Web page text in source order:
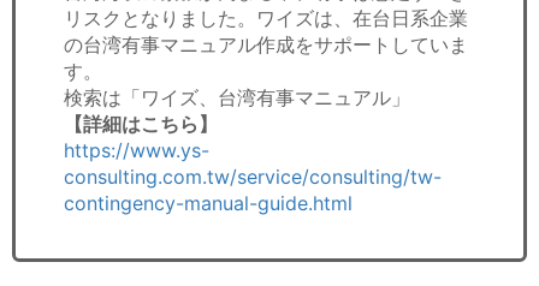
リスクとなりました。ワイズは、在台日系企業
の台湾有事マニュアル作成をサポートしていま
す。
検索は「ワイズ、台湾有事マニュアル」
【詳細はこちら】
https://www.ys-
consulting.com.tw/service/consulting/tw-
contingency-manual-guide.html